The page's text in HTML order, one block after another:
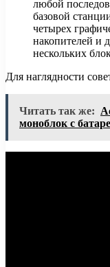
любой
базовой
четырех
накопителей и
нескольких
Для наглядности
Читать так же:
моноблок с